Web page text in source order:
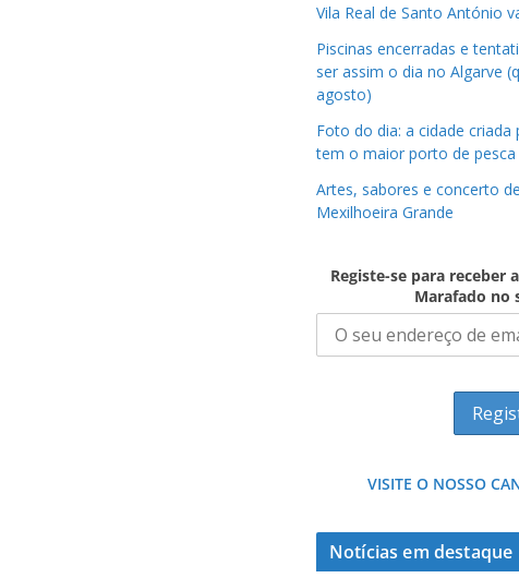
Vila Real de Santo António
Piscinas encerradas e
ser assim o dia no Algarve
agosto)
Foto do dia: a cidade
tem o maior porto de pesca
Artes, sabores e concerto
Mexilhoeira Grande
Registe-se para receber
Marafado no
VISITE O NOSSO
Notícias em destaque